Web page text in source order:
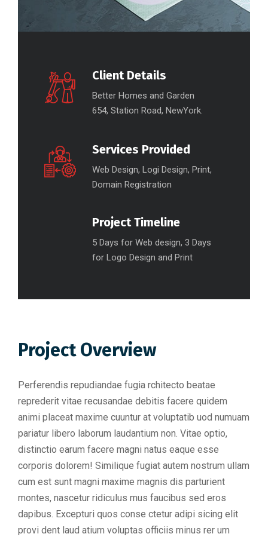
Client Details
Better Homes and Garden
654, Station Road, NewYork.
Services Provided
Web Design, Logi Design, Print,
Domain Registration
Project Timeline
5 Days for Web design, 3 Days
for Logo Design and Print
Project Overview
Perferendis repudiandae fugia rchitecto beatae
reprederit vitae recusandae debitis facere quidem
animi placeat maxime cuuntur at voluptatib uod numuam
pariatur libero laborum laudantium non. Vitae optio,
distinctio earum facere magni natus eaque esse
corporis dolorem! Similique fugiat autem nostrum ullam
cum est sunt magni maxime magnis dis parturient
montes, nascetur ridiculus mus faucibus sed eros
dapibus. Excepturi quos conse ctetur adipi sicing elit
provi dent laud atium voluptas officiis minus rer um